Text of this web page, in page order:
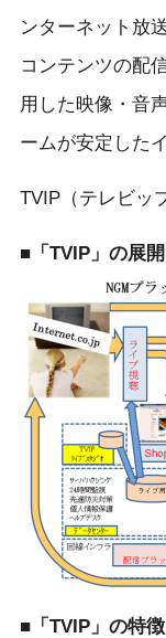
ンターネット放
コンテンツの配
用した映像・音
ームが安定した
TVIP（テレビッ
■「TVIP」の展
■「TVIP」の特徴